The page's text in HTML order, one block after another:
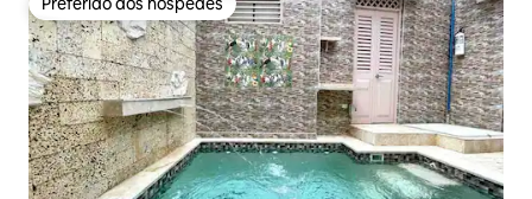
Preferido dos hóspedes